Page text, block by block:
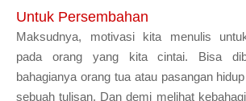
Untuk Persembahan
Maksudnya, motivasi kita menulis
pada orang yang kita cintai. Bisa
bahagianya orang tua atau pasangan
sebuah tulisan. Dan demi melihat